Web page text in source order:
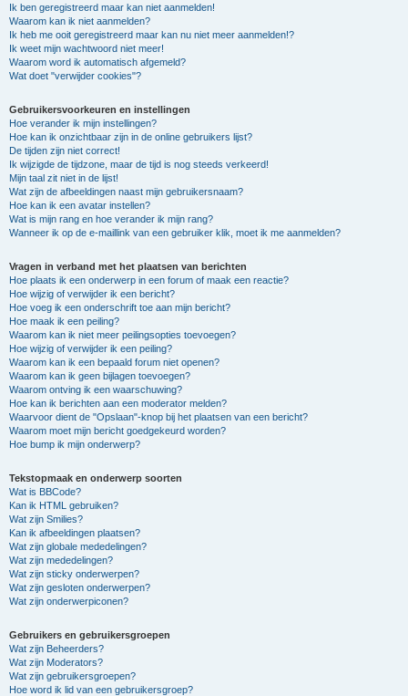
Ik ben geregistreerd maar kan niet aanmelden!
Waarom kan ik niet aanmelden?
Ik heb me ooit geregistreerd maar kan nu niet meer aanmelden!?
Ik weet mijn wachtwoord niet meer!
Waarom word ik automatisch afgemeld?
Wat doet "verwijder cookies"?
Gebruikersvoorkeuren en instellingen
Hoe verander ik mijn instellingen?
Hoe kan ik onzichtbaar zijn in de online gebruikers lijst?
De tijden zijn niet correct!
Ik wijzigde de tijdzone, maar de tijd is nog steeds verkeerd!
Mijn taal zit niet in de lijst!
Wat zijn de afbeeldingen naast mijn gebruikersnaam?
Hoe kan ik een avatar instellen?
Wat is mijn rang en hoe verander ik mijn rang?
Wanneer ik op de e-maillink van een gebruiker klik, moet ik me aanmelden?
Vragen in verband met het plaatsen van berichten
Hoe plaats ik een onderwerp in een forum of maak een reactie?
Hoe wijzig of verwijder ik een bericht?
Hoe voeg ik een onderschrift toe aan mijn bericht?
Hoe maak ik een peiling?
Waarom kan ik niet meer peilingsopties toevoegen?
Hoe wijzig of verwijder ik een peiling?
Waarom kan ik een bepaald forum niet openen?
Waarom kan ik geen bijlagen toevoegen?
Waarom ontving ik een waarschuwing?
Hoe kan ik berichten aan een moderator melden?
Waarvoor dient de "Opslaan"-knop bij het plaatsen van een bericht?
Waarom moet mijn bericht goedgekeurd worden?
Hoe bump ik mijn onderwerp?
Tekstopmaak en onderwerp soorten
Wat is BBCode?
Kan ik HTML gebruiken?
Wat zijn Smilies?
Kan ik afbeeldingen plaatsen?
Wat zijn globale mededelingen?
Wat zijn mededelingen?
Wat zijn sticky onderwerpen?
Wat zijn gesloten onderwerpen?
Wat zijn onderwerpiconen?
Gebruikers en gebruikersgroepen
Wat zijn Beheerders?
Wat zijn Moderators?
Wat zijn gebruikersgroepen?
Hoe word ik lid van een gebruikersgroep?